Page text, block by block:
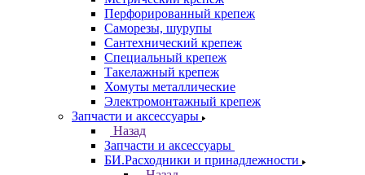
Перфорированный крепеж
Саморезы, шурупы
Сантехнический крепеж
Специальный крепеж
Такелажный крепеж
Хомуты металлические
Электромонтажный крепеж
Запчасти и аксессуары
Назад
Запчасти и аксессуары
БИ.Расходники и принадлежности